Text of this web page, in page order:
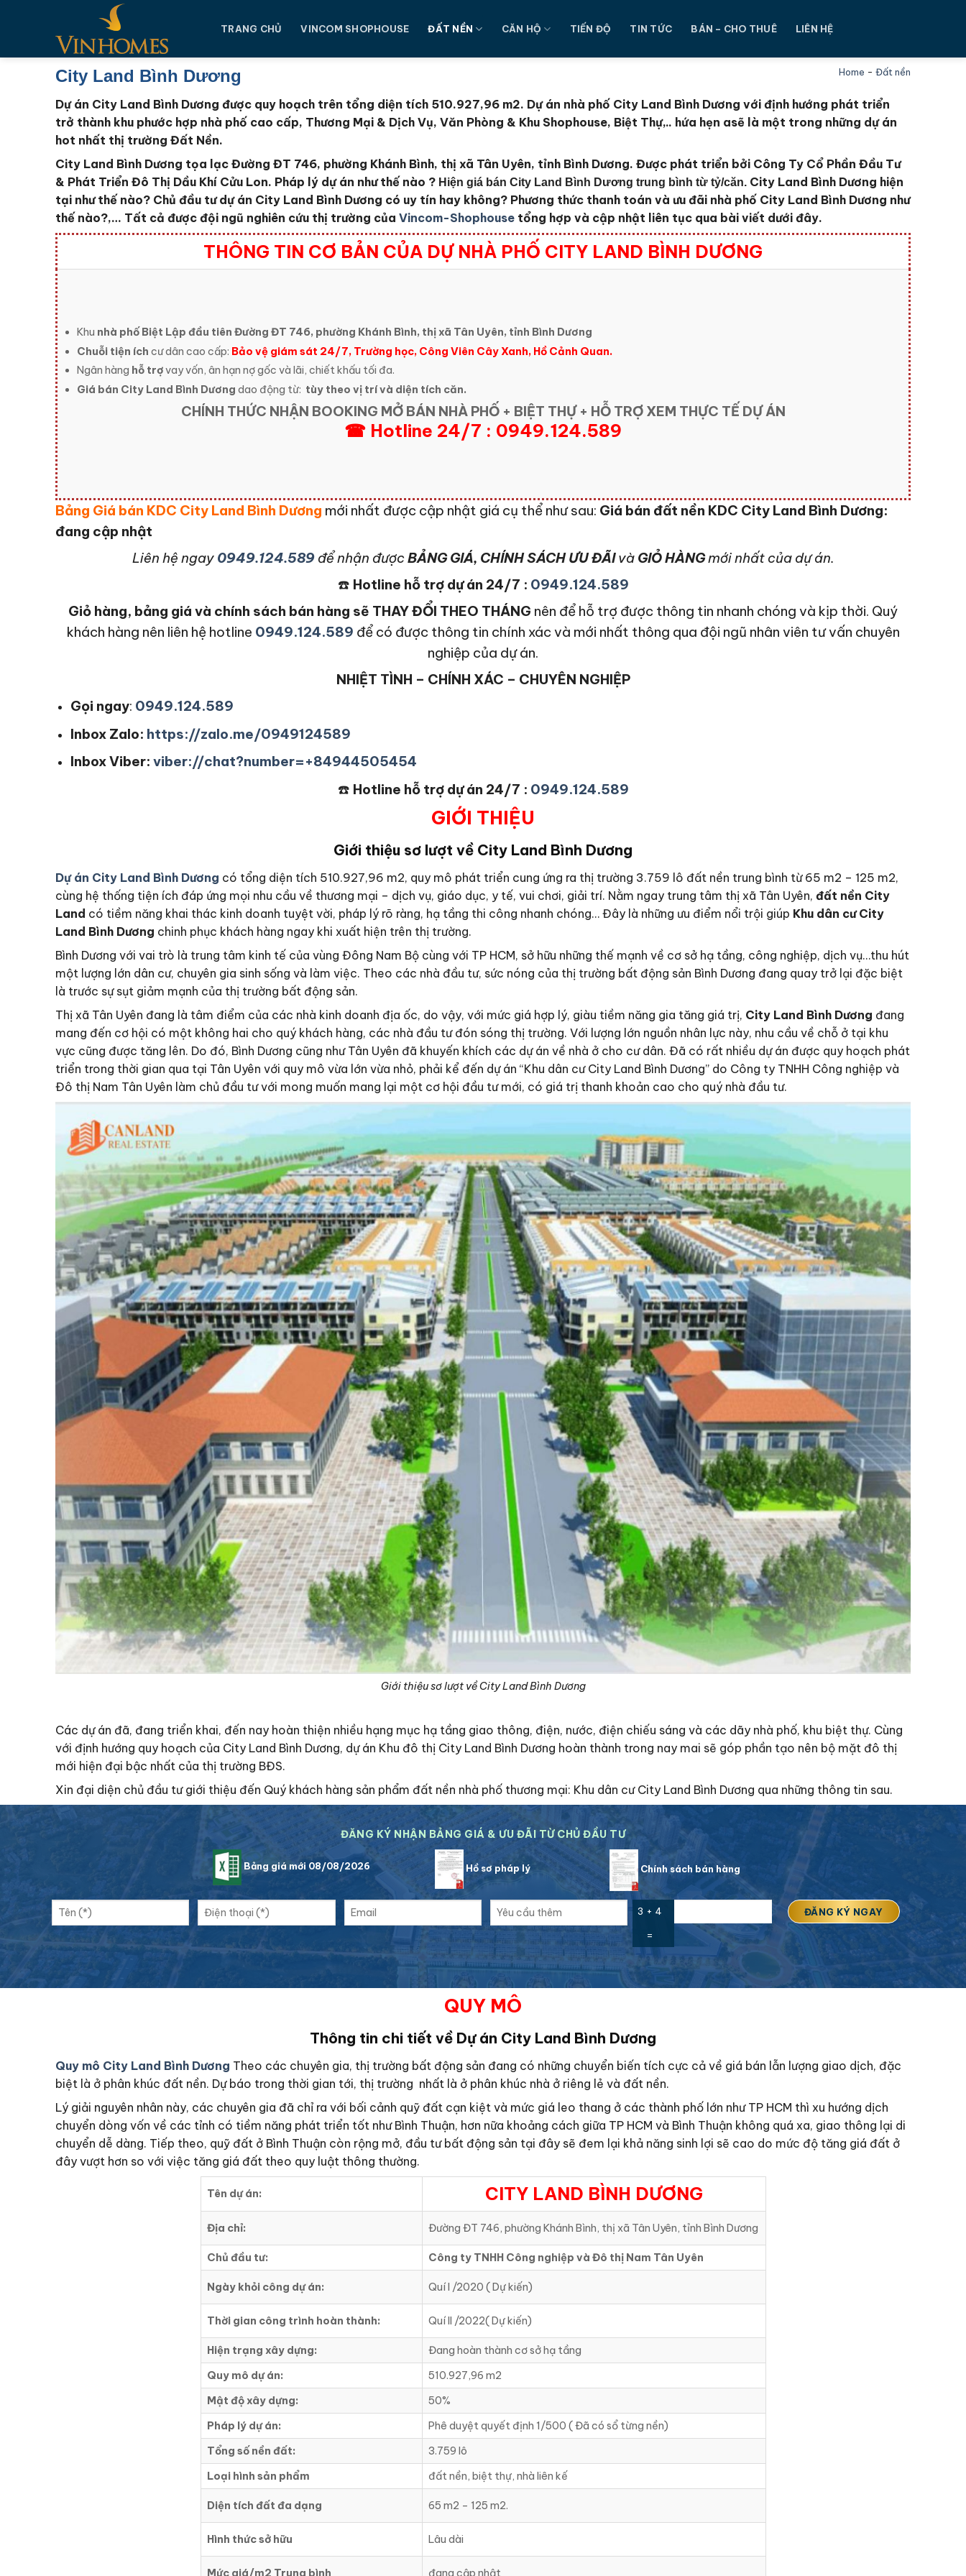
dung
TRANG CHỦ VINCOM SHOPHOUSE ĐẤT NỀN CĂN HỘ TIẾN ĐỘ TIN TỨC BÁN – CHO THUÊ LIÊN HỆ
City Land Bình Dương Home - Đất nền
Dự án City Land Bình Dương được quy hoạch trên tổng diện tích 510.927,96 m2. Dự án nhà phố City Land Bình Dương với định hướng phát triển
trở thành khu phước hợp nhà phố cao cấp, Thương Mại & Dịch Vụ, Văn Phòng & Khu Shophouse, Biệt Thự,.. hứa hẹn asẽ là một trong những dự án
hot nhất thị trường Đất Nền.
City Land Bình Dương tọa lạc Đường ĐT 746, phường Khánh Bình, thị xã Tân Uyên, tỉnh Bình Dương. Được phát triển bởi Công Ty Cổ Phần Đầu Tư
& Phát Triển Đô Thị Dầu Khí Cửu Lon. Pháp lý dự án như thế nào ? Hiện giá bán City Land Bình Dương trung bình từ tỷ/căn. City Land Bình Dương hiện
tại như thế nào? Chủ đầu tư dự án City Land Bình Dương có uy tín hay không? Phương thức thanh toán và ưu đãi nhà phố City Land Bình Dương như
thế nào?,… Tất cả được đội ngũ nghiên cứu thị trường của Vincom-Shophouse tổng hợp và cập nhật liên tục qua bài viết dưới đây.
THÔNG TIN CƠ BẢN CỦA DỰ NHÀ PHỐ CITY LAND BÌNH DƯƠNG
Khu nhà phố Biệt Lập đầu tiên Đường ĐT 746, phường Khánh Bình, thị xã Tân Uyên, tỉnh Bình Dương
Chuỗi tiện ích cư dân cao cấp: Bảo vệ giám sát 24/7, Trường học, Công Viên Cây Xanh, Hồ Cảnh Quan.
Ngân hàng hỗ trợvay vốn, ân hạn nợ gốc và lãi, chiết khấu tối đa.
Giá bán City Land Bình Dương dao động từ: tùy theo vị trí và diện tích căn.
CHÍNH THỨC NHẬN BOOKING MỞ BÁN NHÀ PHỐ + BIỆT THỰ + HỖ TRỢ XEM THỰC TẾ DỰ ÁN
☎ Hotline 24/7 : 0949.124.589
Bảng Giá bán KDC City Land Bình Dương mới nhất được cập nhật giá cụ thể như sau: Giá bán đất nền KDC City Land Bình Dương:
đang cập nhật
Liên hệ ngay 0949.124.589để nhận được BẢNG GIÁ, CHÍNH SÁCH ƯU ĐÃIvàGIỎ HÀNGmới nhất của dự án.
☎️ Hotline hỗ trợ dự án 24/7 : 0949.124.589
Giỏ hàng, bảng giá và chính sách bán hàng sẽ THAY ĐỔI THEO THÁNG nên để hỗ trợ được thông tin nhanh chóng và kịp thời. Quý
khách hàng nên liên hệ hotline 0949.124.589 để có được thông tin chính xác và mới nhất thông qua đội ngũ nhân viên tư vấn chuyên
nghiệp của dự án.
NHIỆT TÌNH – CHÍNH XÁC – CHUYÊN NGHIỆP
Gọi ngay: 0949.124.589
Inbox Zalo: https://zalo.me/0949124589
Inbox Viber: viber://chat?number=+84944505454
☎️ Hotline hỗ trợ dự án 24/7 : 0949.124.589
GIỚI THIỆU
Giới thiệu sơ lượt về City Land Bình Dương
Dự án City Land Bình Dương có tổng diện tích 510.927,96 m2, quy mô phát triển cung ứng ra thị trường 3.759 lô đất nền trung bình từ 65 m2 – 125 m2,
cùng hệ thống tiện ích đáp ứng mọi nhu cầu về thương mại – dịch vụ, giáo dục, y tế, vui chơi, giải trí. Nằm ngay trung tâm thị xã Tân Uyên, đất nền City
Land có tiềm năng khai thác kinh doanh tuyệt vời, pháp lý rõ ràng, hạ tầng thi công nhanh chóng… Đây là những ưu điểm nổi trội giúp Khu dân cư City
Land Bình Dương chinh phục khách hàng ngay khi xuất hiện trên thị trường.
Bình Dương với vai trò là trung tâm kinh tế của vùng Đông Nam Bộ cùng với TP HCM, sở hữu những thế mạnh về cơ sở hạ tầng, công nghiệp, dịch vụ…thu hút
một lượng lớn dân cư, chuyên gia sinh sống và làm việc. Theo các nhà đầu tư, sức nóng của thị trường bất động sản Bình Dương đang quay trở lại đặc biệt
là trước sự sụt giảm mạnh của thị trường bất động sản.
Thị xã Tân Uyên đang là tâm điểm của các nhà kinh doanh địa ốc, do vậy, với mức giá hợp lý, giàu tiềm năng gia tăng giá trị, City Land Bình Dương đang
mang đến cơ hội có một không hai cho quý khách hàng, các nhà đầu tư đón sóng thị trường. Với lượng lớn nguồn nhân lực này, nhu cầu về chỗ ở tại khu
vực cũng được tăng lên. Do đó, Bình Dương cũng như Tân Uyên đã khuyến khích các dự án về nhà ở cho cư dân. Đã có rất nhiều dự án được quy hoạch phát
triển trong thời gian qua tại Tân Uyên với quy mô vừa lớn vừa nhỏ, phải kể đến dự án “Khu dân cư City Land Bình Dương” do Công ty TNHH Công nghiệp và
Đô thị Nam Tân Uyên làm chủ đầu tư với mong muốn mang lại một cơ hội đầu tư mới, có giá trị thanh khoản cao cho quý nhà đầu tư.
Giới thiệu sơ lượt về City Land Bình Dương
Các dự án đã, đang triển khai, đến nay hoàn thiện nhiều hạng mục hạ tầng giao thông, điện, nước, điện chiếu sáng và các dãy nhà phố, khu biệt thự. Cùng
với định hướng quy hoạch của City Land Bình Dương, dự án Khu đô thị City Land Bình Dương hoàn thành trong nay mai sẽ góp phần tạo nên bộ mặt đô thị
mới hiện đại bậc nhất của thị trường BĐS.
Xin đại diện chủ đầu tư giới thiệu đến Quý khách hàng sản phẩm đất nền nhà phố thương mại: Khu dân cư City Land Bình Dương qua những thông tin sau.
ĐĂNG KÝ NHẬN BẢNG GIÁ & ƯU ĐÃI TỪ CHỦ ĐẦU TƯ
Bảng giá mới 08/08/2026 Hồ sơ pháp lý Chính sách bán hàng
3 + 4
=
QUY MÔ
Thông tin chi tiết về Dự án City Land Bình Dương
Quy mô City Land Bình Dương Theo các chuyên gia, thị trường bất động sản đang có những chuyển biến tích cực cả về giá bán lẫn lượng giao dịch, đặc
biệt là ở phân khúc đất nền. Dự báo trong thời gian tới, thị trường nhất là ở phân khúc nhà ở riêng lẻ và đất nền.
Lý giải nguyên nhân này, các chuyên gia đã chỉ ra với bối cảnh quỹ đất cạn kiệt và mức giá leo thang ở các thành phố lớn như TP HCM thì xu hướng dịch
chuyển dòng vốn về các tỉnh có tiềm năng phát triển tốt như Bình Thuận, hơn nữa khoảng cách giữa TP HCM và Bình Thuận không quá xa, giao thông lại di
chuyển dễ dàng. Tiếp theo, quỹ đất ở Bình Thuận còn rộng mở, đầu tư bất động sản tại đây sẽ đem lại khả năng sinh lợi sẽ cao do mức độ tăng giá đất ở
đây vượt hơn so với việc tăng giá đất theo quy luật thông thường.
Tên dự án: CITY LAND BÌNH DƯƠNG
Địa chỉ: Đường ĐT 746, phường Khánh Bình, thị xã Tân Uyên, tỉnh Bình Dương
Chủ đầu tư: Công ty TNHH Công nghiệp và Đô thị Nam Tân Uyên
Ngày khỏi công dự án: Quí I /2020 ( Dự kiến)
Thời gian công trình hoàn thành: Quí II /2022( Dự kiến)
Hiện trạng xây dựng:
Đang hoàn thành cơ sở hạ tầng
Quy mô dự án:
510.927,96 m2
Mật độ xây dựng:
50%
Pháp lý dự án:
Phê duyệt quyết định 1/500 ( Đã có sổ từng nền)
Tổng số nền đất:
3.759 lô
Loại hình sản phẩm
đất nền, biệt thự, nhà liên kế
Diện tích đất đa dạng 65 m2 – 125 m2.
Hình thức sở hữu Lâu dài
Mức giá/m2 Trung bình đang cập nhật